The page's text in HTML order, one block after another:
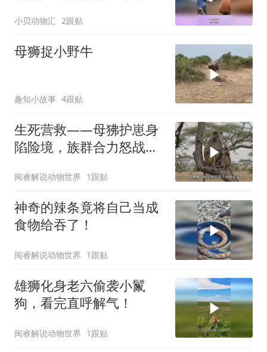
小贝动物汇 2跟贴
母狮捉小野牛
趣知小故事 4跟贴
生死营救——母狒护崽身
陷险境，族群合力怒战花
闽睿解说动物世界 1跟贴
神奇的辣条竟将自己当成
食物给吞了！
闽睿解说动物世界 1跟贴
雄狮化身老六偷袭小鬣
狗，看完直呼解气！
闽睿解说动物世界 1跟贴